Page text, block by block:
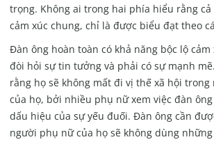
trọng. Không ai trong hai phía hiểu rằng
cảm xúc chung, chỉ là được biểu đạt theo
Đàn ông hoàn toàn có khả năng bộc lộ
đòi hỏi sự tin tưởng và phải có sự mạnh
rằng họ sẽ không mất đi vị thế xã hội
của họ, bởi nhiều phụ nữ xem việc đàn
dấu hiệu của sự yếu đuối. Đàn ông cần
người phụ nữ của họ sẽ không dùng